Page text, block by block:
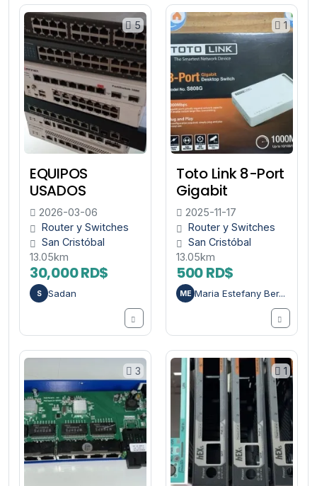
5
EQUIPOS
USADOS
2026-03-06
Router y Switches
San Cristóbal
13.05km
30,000 RD$
S Sadan
1
Toto Link 8-Port
Gigabit
2025-11-17
Router y Switches
San Cristóbal
13.05km
500 RD$
ME Maria Estefany Ber...
3 1